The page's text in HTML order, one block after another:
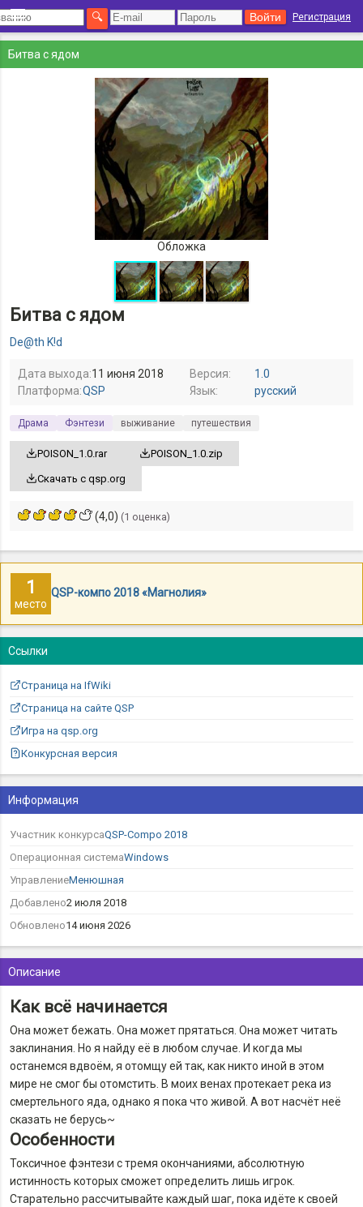
Регистрация
Битва с ядом
Обложка
Битва с ядом
De@th K!d
Дата выхода:11 июня 2018 Версия:
1.0
Платформа:QSP Язык: русский
Драма Фэнтези выживание путешествия
POISON_1.0.rar POISON_1.0.zip
Скачать с qsp.org
(4,0) (1 оценка)
Описание
Как всё начинается
Она может бежать. Она может прятаться. Она может читать
заклинания. Но я найду её в любом случае. И когда мы
останемся вдвоём, я отомщу ей так, как никто иной в этом
мире не смог бы отомстить. В моих венах протекает река из
смертельного яда, однако я пока что живой. А вот насчёт неё
сказать не берусь~
Особенности
Токсичное фэнтези с тремя окончаниями, абсолютную
истинность которых сможет определить лишь игрок.
Старательно рассчитывайте каждый шаг, пока идёте к своей
1
место
QSP-компо 2018 «Магнолия»
Ссылки
Страница на IfWiki
Страница на сайте QSP
Игра на qsp.org
Конкурсная версия
Информация
Участник конкурсаQSP-Compo 2018
Операционная системаWindows
УправлениеМенюшная
Добавлено2 июля 2018
Обновлено14 июня 2026